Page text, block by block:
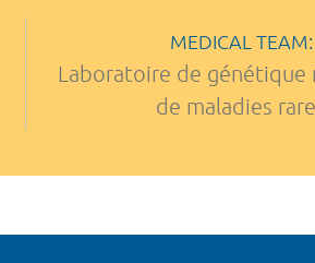
MEDICAL TEAM:
Laboratoire de génétique
de maladies